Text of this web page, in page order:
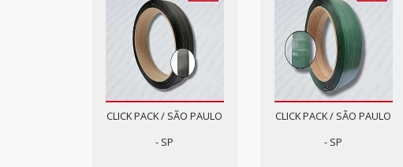
CLICK PACK / SÃO PAULO
- SP
CLICK PACK / SÃO PAULO
- SP